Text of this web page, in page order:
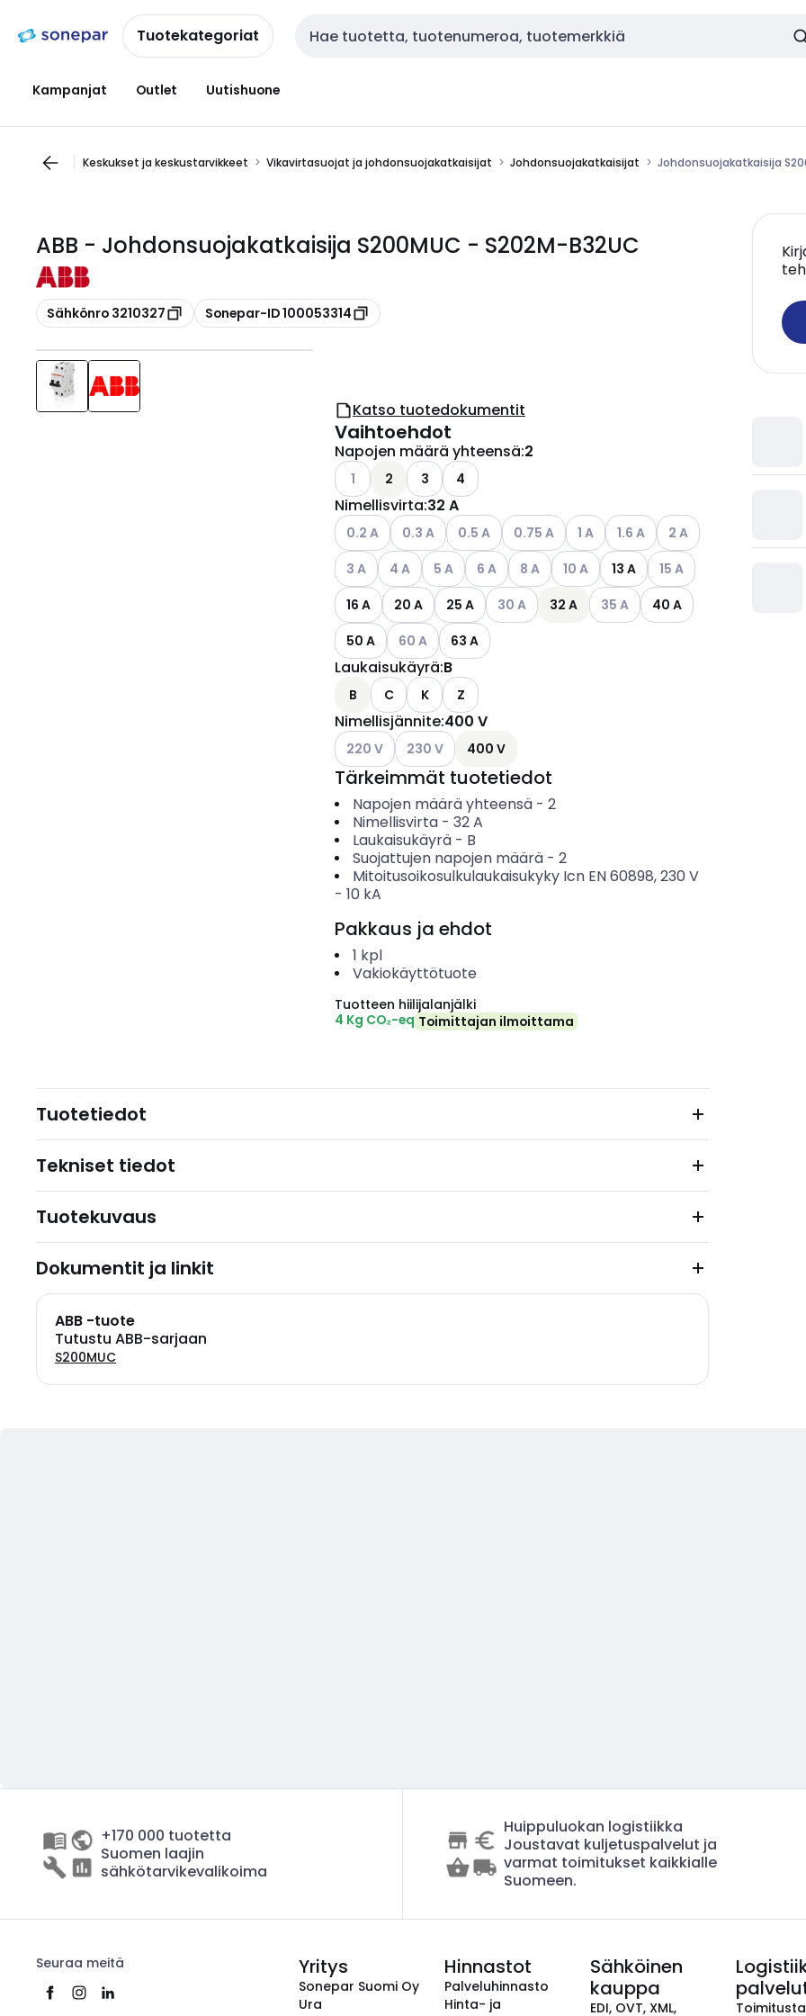
navigointiinsisältöönTuotekategoriat Haku
Kampanjat Outlet Uutishuone
Keskukset ja keskustarvikkeet Vikavirtasuojat ja johdonsuojakatkaisijat Johdonsuojakatkaisijat Johdonsuojakatkaisija
ABB - Johdonsuojakatkaisija S200MUC - S202M-B32UC
Kopioi
Sähkönro 3210327 Kopioi
Sonepar-ID 100053314
Katso tuotedokumentit
Vaihtoehdot
Napojen määrä yhteensä:2
Katso käytettävissä olevat vaihtoehdot
1 2 3 4
Nimellisvirta:32 A
Katso käytettävissä olevat vaihtoehdot
0.2 A Katso käytettävissä olevat vaihtoehdot
0.3 A Katso käytettävissä olevat vaihtoehdot
0.5 A Katso käytettävissä olevat vaihtoehdot
0.75 A Katso käytettävissä olevat vaihtoehdot
1 A Katso käytettävissä olevat
1.6 A Katso käytettävissä
2 A
Katso käytettävissä olevat vaihtoehdot
3 A Katso käytettävissä olevat vaihtoehdot
4 A Katso käytettävissä olevat vaihtoehdot
5 A Katso käytettävissä olevat vaihtoehdot
6 A Katso käytettävissä olevat vaihtoehdot
8 A Katso käytettävissä olevat vaihtoehdot
10 A 13 A Katso käytettävissä
15 A
16 A
20 A 25 A Katso käytettävissä olevat vaihtoehdot
30 A 32 A Katso käytettävissä olevat
35 A
40 A
50 A
Katso käytettävissä olevat vaihtoehdot
60 A 63 A
Laukaisukäyrä:B
B C K Z
Nimellisjännite:400 V
Katso käytettävissä olevat vaihtoehdot
220 V Katso käytettävissä olevat vaihtoehdot
230 V 400 V
Tärkeimmät tuotetiedot
Napojen määrä yhteensä- 2
Nimellisvirta- 32A
Laukaisukäyrä- B
Suojattujen napojen määrä- 2
Mitoitusoikosulkulaukaisukyky Icn EN 60898, 230 V
- 10 kA
Pakkaus ja ehdot
1 kpl
Vakiokäyttötuote
Tuotteen hiilijalanjälki
4 Kg CO₂-eq Toimittajan ilmoittama
Tuotetiedot
Tekniset tiedot
Tuotekuvaus
Dokumentit ja linkit
ABB -tuote
Tutustu ABB-sarjaan
S200MUC
+170 000 tuotetta
Suomen laajin
sähkötarvikevalikoima
Huippuluokan logistiikka
Joustavat kuljetuspalvelut ja
varmat toimitukset kaikkialle
Suomeen.
Seuraa meitä Yritys
Sonepar Suomi Oy
Ura
Hinnastot
Palveluhinnasto
Hinta- ja
Sähköinen
kauppa
EDI, OVT, XML,